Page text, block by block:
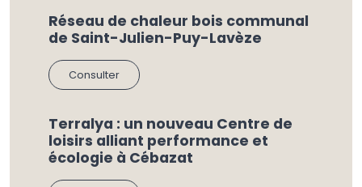
Réseau de chaleur bois communal
de Saint-Julien-Puy-Lavèze
Consulter
Terralya : un nouveau Centre de
loisirs alliant performance et
écologie à Cébazat